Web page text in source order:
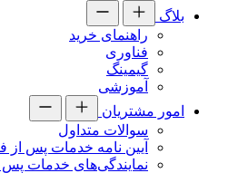
بلاگ
راهنمای خرید
فناوری
گیمینگ
آموزشی
امور مشتریان
سوالات متداول
آیین نامه خدمات پس از
نمایندگی‌های خدمات